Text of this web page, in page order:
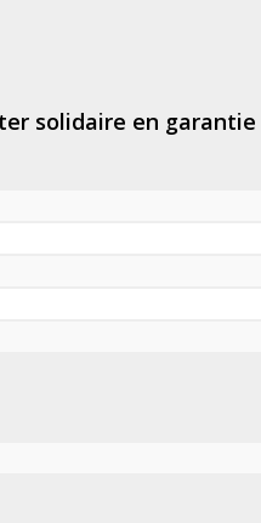
solidaire en